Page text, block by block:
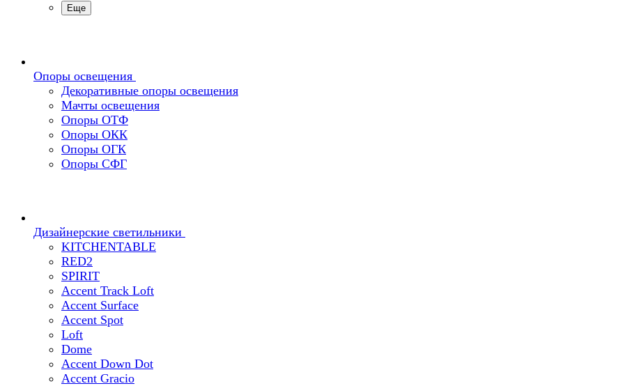
Еще
Опоры освещения
Декоративные опоры освещения
Мачты освещения
Опоры ОТФ
Опоры ОКК
Опоры ОГК
Опоры СФГ
Дизайнерские светильники
KITCHENTABLE
RED2
SPIRIT
Accent Track Loft
Accent Surface
Accent Spot
Loft
Dome
Accent Down Dot
Accent Gracio